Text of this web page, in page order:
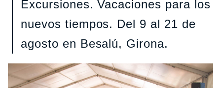
Excursiones. Vacaciones para los
nuevos tiempos. Del 9 al 21 de
agosto en Besalú, Girona.